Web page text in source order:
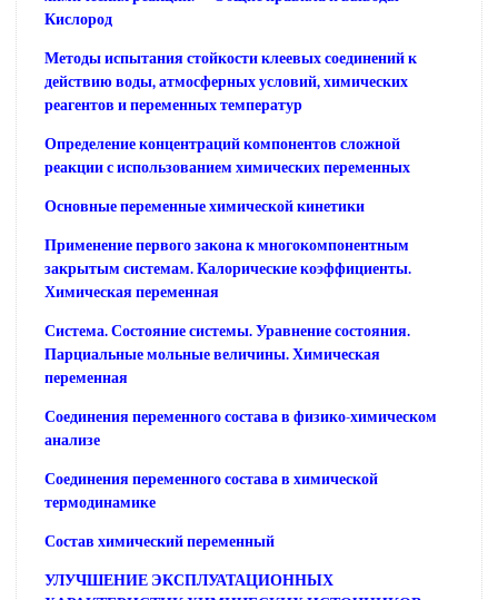
Кислород
Методы испытания стойкости клеевых соединений к
действию воды, атмосферных условий, химических
реагентов и переменных температур
Определение концентраций компонентов сложной
реакции с использованием химических переменных
Основные переменные химической кинетики
Применение первого закона к многокомпонентным
закрытым системам. Калорические коэффициенты.
Химическая переменная
Система. Состояние системы. Уравнение состояния.
Парциальные мольные величины. Химическая
переменная
Соединения переменного состава в физико-химическом
анализе
Соединения переменного состава в химической
термодинамике
Состав химический переменный
УЛУЧШЕНИЕ ЭКСПЛУАТАЦИОННЫХ